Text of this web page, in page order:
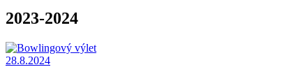
2023-2024
28.8.2024